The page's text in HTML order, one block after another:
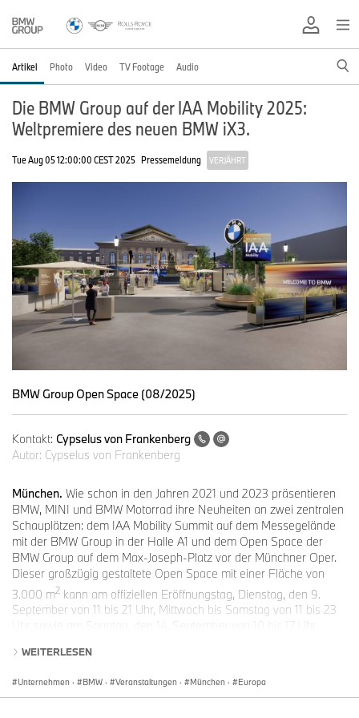
Artikel Photo Video TV Footage Audio
Die BMW Group auf der IAA Mobility 2025:
Weltpremiere des neuen BMW iX3.
Tue Aug 05 12:00:00 CEST 2025 Pressemeldung VERJÄHRT
BMW Group Open Space (08/2025)
Kontakt: Cypselus von Frankenberg
Autor: Cypselus von Frankenberg
München. Wie schon in den Jahren 2021 und 2023 präsentieren
BMW, MINI und BMW Motorrad ihre Neuheiten an zwei zentralen
Schauplätzen: dem IAA Mobility Summit auf dem Messegelände
mit der BMW Group in der Halle A1 und dem Open Space der
BMW Group auf dem Max-Joseph-Platz vor der Münchner Oper.
Dieser großzügig gestaltete Open Space mit einer Fläche von
3.000 m2 kann am offiziellen Eröffnungstag, Dienstag, den 9.
September von 11 bis 21 Uhr, Mittwoch bis Samstag von 11 bis 23
Uhr sowie am Sonntag, den 14. September von 10 bis 17 Uhr
Konzepten beteiligen sich BMW Welt und BMW Museum an der
Bereits am Montag, den 8. September um 8 Uhr wird der IAA
WEITERLESEN
Unternehmen · BMW · Veranstaltungen · München · Europa